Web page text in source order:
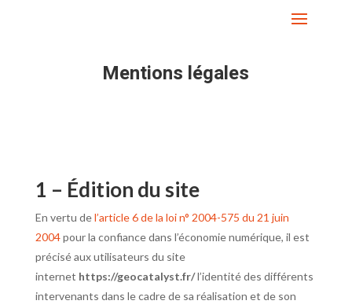
Mentions légales
1 – Édition du site
En vertu del’article 6 de la loi n° 2004-575 du 21 juin
2004pour la confiance dans l’économie numérique, il est
précisé aux utilisateurs du site
internet https://geocatalyst.fr/l’identité des différents
intervenants dans le cadre de sa réalisation et de son